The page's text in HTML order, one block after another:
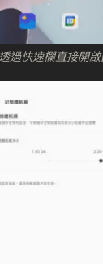
過快速欄直接開